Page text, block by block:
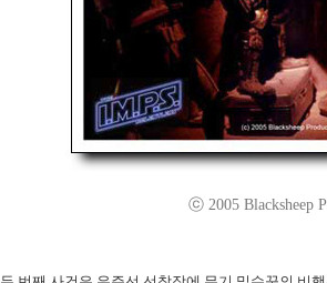
ⓒ 2005 Blacksheep